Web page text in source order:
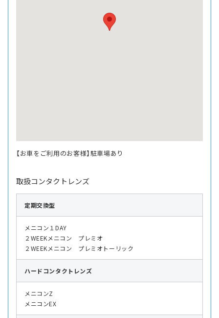
【お車をご利用のお客様】駐車場あり
取扱コンタクトレンズ
定期交換型
メニコン１DAY
２WEEKメニコン プレミオ
２WEEKメニコン プレミオトーリック
ハード コンタクトレンズ
メニコンZ
メニコンEX